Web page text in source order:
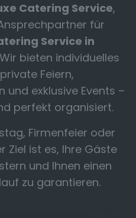
Catering Service,
für
Service in
bieten individuelles
Feiern,
und exklusive Events –
perfekt organisiert.
Firmenfeier oder
Ziel ist es, Ihre Gäste
und Ihnen einen
zu garantieren.